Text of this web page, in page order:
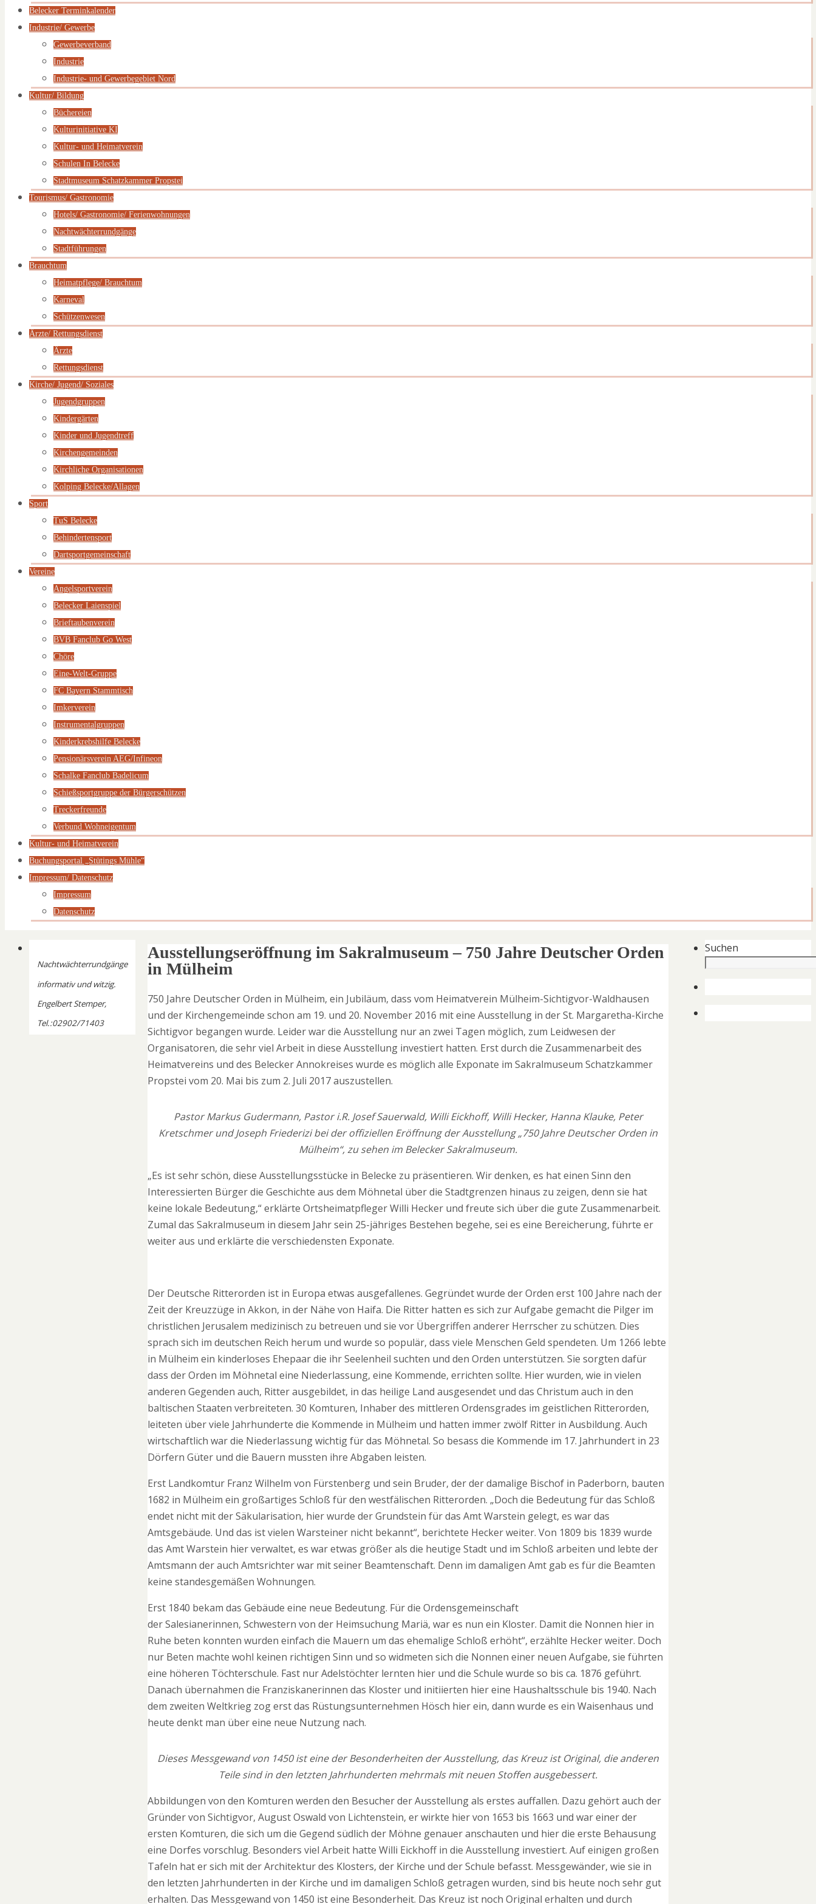
Belecker Terminkalender
Industrie/ Gewerbe
Gewerbeverband
Industrie
Industrie- und Gewerbegebiet Nord
Kultur/ Bildung
Büchereien
Kulturinitiative KI
Kultur- und Heimatverein
Schulen In Belecke
Stadtmuseum Schatzkammer Propstei
Tourismus/ Gastronomie
Hotels/ Gastronomie/ Ferienwohnungen
Nachtwächterrundgänge
Stadtführungen
Brauchtum
Heimatpflege/ Brauchtum
Karneval
Schützenwesen
Ärzte/ Rettungsdienst
Ärzte
Rettungsdienst
Kirche/ Jugend/ Soziales
Jugendgruppen
Kindergärten
Kinder und Jugendtreff
Kirchengemeinden
Kirchliche Organisationen
Kolping Belecke/Allagen
Sport
TuS Belecke
Behindertensport
Dartsportgemeinschaft
Vereine
Angelsportverein
Belecker Laienspiel
Brieftaubenverein
BVB Fanclub Go West
Chöre
Eine-Welt-Gruppe
FC Bayern Stammtisch
Imkerverein
Instrumentalgruppen
Kinderkrebshilfe Belecke
Pensionärsverein AEG/Infineon
Schalke Fanclub Badelicum
Schießsportgruppe der Bürgerschützen
Treckerfreunde
Verbund Wohneigentum
Kultur- und Heimatverein
Buchungsportal „Stütings Mühle“
Impressum/ Datenschutz
Impressum
Datenschutz
Ausstellungseröffnung im Sakralmuseum – 750 Jahre Deutscher Orden
in Mülheim
750 Jahre Deutscher Orden in Mülheim, ein Jubiläum, dass vom Heimatverein Mülheim-Sichtigvor-Waldhausen
und der Kirchengemeinde schon am 19. und 20. November 2016 mit eine Ausstellung in der St. Margaretha-Kirche
Sichtigvor begangen wurde. Leider war die Ausstellung nur an zwei Tagen möglich, zum Leidwesen der
Organisatoren, die sehr viel Arbeit in diese Ausstellung investiert hatten. Erst durch die Zusammenarbeit des
Heimatvereins und des Belecker Annokreises wurde es möglich alle Exponate im Sakralmuseum Schatzkammer
Propstei vom 20. Mai bis zum 2. Juli 2017 auszustellen.
Pastor Markus Gudermann, Pastor i.R. Josef Sauerwald, Willi Eickhoff, Willi Hecker, Hanna Klauke, Peter
Kretschmer und Joseph Friederizi bei der offiziellen Eröffnung der Ausstellung „750 Jahre Deutscher Orden in
Mülheim“, zu sehen im Belecker Sakralmuseum.
„Es ist sehr schön, diese Ausstellungsstücke in Belecke zu präsentieren. Wir denken, es hat einen Sinn den
Interessierten Bürger die Geschichte aus dem Möhnetal über die Stadtgrenzen hinaus zu zeigen, denn sie hat
keine lokale Bedeutung,“ erklärte Ortsheimatpfleger Willi Hecker und freute sich über die gute Zusammenarbeit.
Zumal das Sakralmuseum in diesem Jahr sein 25-jähriges Bestehen begehe, sei es eine Bereicherung, führte er
weiter aus und erklärte die verschiedensten Exponate.
Der Deutsche Ritterorden ist in Europa etwas ausgefallenes. Gegründet wurde der Orden erst 100 Jahre nach der
Zeit der Kreuzzüge in Akkon, in der Nähe von Haifa. Die Ritter hatten es sich zur Aufgabe gemacht die Pilger im
christlichen Jerusalem medizinisch zu betreuen und sie vor Übergriffen anderer Herrscher zu schützen. Dies
sprach sich im deutschen Reich herum und wurde so populär, dass viele Menschen Geld spendeten. Um 1266 lebte
in Mülheim ein kinderloses Ehepaar die ihr Seelenheil suchten und den Orden unterstützen. Sie sorgten dafür
dass der Orden im Möhnetal eine Niederlassung, eine Kommende, errichten sollte. Hier wurden, wie in vielen
anderen Gegenden auch, Ritter ausgebildet, in das heilige Land ausgesendet und das Christum auch in den
baltischen Staaten verbreiteten. 30 Komturen, Inhaber des mittleren Ordensgrades im geistlichen Ritterorden,
leiteten über viele Jahrhunderte die Kommende in Mülheim und hatten immer zwölf Ritter in Ausbildung. Auch
wirtschaftlich war die Niederlassung wichtig für das Möhnetal. So besass die Kommende im 17. Jahrhundert in 23
Dörfern Güter und die Bauern mussten ihre Abgaben leisten.
Erst Landkomtur Franz Wilhelm von Fürstenberg und sein Bruder, der der damalige Bischof in Paderborn, bauten
1682 in Mülheim ein großartiges Schloß für den westfälischen Ritterorden. „Doch die Bedeutung für das Schloß
endet nicht mit der Säkularisation, hier wurde der Grundstein für das Amt Warstein gelegt, es war das
Amtsgebäude. Und das ist vielen Warsteiner nicht bekannt“, berichtete Hecker weiter. Von 1809 bis 1839 wurde
das Amt Warstein hier verwaltet, es war etwas größer als die heutige Stadt und im Schloß arbeiten und lebte der
Amtsmann der auch Amtsrichter war mit seiner Beamtenschaft. Denn im damaligen Amt gab es für die Beamten
keine standesgemäßen Wohnungen.
Erst 1840 bekam das Gebäude eine neue Bedeutung. Für die Ordensgemeinschaft
der Salesianerinnen, Schwestern von der Heimsuchung Mariä, war es nun ein Kloster. Damit die Nonnen hier in
Ruhe beten konnten wurden einfach die Mauern um das ehemalige Schloß erhöht“, erzählte Hecker weiter. Doch
nur Beten machte wohl keinen richtigen Sinn und so widmeten sich die Nonnen einer neuen Aufgabe, sie führten
eine höheren Töchterschule. Fast nur Adelstöchter lernten hier und die Schule wurde so bis ca. 1876 geführt.
Danach übernahmen die Franziskanerinnen das Kloster und initiierten hier eine Haushaltsschule bis 1940. Nach
dem zweiten Weltkrieg zog erst das Rüstungsunternehmen Hösch hier ein, dann wurde es ein Waisenhaus und
heute denkt man über eine neue Nutzung nach.
Dieses Messgewand von 1450 ist eine der Besonderheiten der Ausstellung, das Kreuz ist Original, die anderen
Teile sind in den letzten Jahrhunderten mehrmals mit neuen Stoffen ausgebessert.
Abbildungen von den Komturen werden den Besucher der Ausstellung als erstes auffallen. Dazu gehört auch der
Gründer von Sichtigvor, August Oswald von Lichtenstein, er wirkte hier von 1653 bis 1663 und war einer der
ersten Komturen, die sich um die Gegend südlich der Möhne genauer anschauten und hier die erste Behausung
eine Dorfes vorschlug. Besonders viel Arbeit hatte Willi Eickhoff in die Ausstellung investiert. Auf einigen großen
Tafeln hat er sich mit der Architektur des Klosters, der Kirche und der Schule befasst. Messgewänder, wie sie in
den letzten Jahrhunderten in der Kirche und im damaligen Schloß getragen wurden, sind bis heute noch sehr gut
erhalten. Das Messgewand von 1450 ist eine Besonderheit. Das Kreuz ist noch Original erhalten und durch
Nachtwächterrundgänge
informativ und witzig.
Engelbert Stemper,
Tel.:02902/71403
Suchen